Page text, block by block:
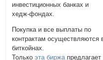
инвестиционных банках и
хедж-фондах.
Покупка и все выплаты по
контрактам осуществляются
биткойнах.
Толькоэта биржапредлагает